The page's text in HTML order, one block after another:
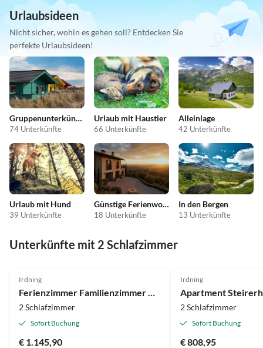
Urlaubsideen
Nicht sicher, wohin es gehen soll? Entdecken Sie
perfekte Urlaubsideen!
Gruppenunterkünfte
74 Unterkünfte
Urlaub mit Haustier
66 Unterkünfte
Alleinlage
42 Unterkünfte
Urlaub mit Hund
39 Unterkünfte
Günstige Ferienwohnungen
18 Unterkünfte
In den Bergen
13 Unterkünfte
Unterkünfte mit 2 Schlafzimmer
Irdning
2 Schlafzimmer
Sofort Buchung
€ 1.145,90
Irdning
Apartment
2 Schlafzimmer
Sofort Buchung
€ 808,95